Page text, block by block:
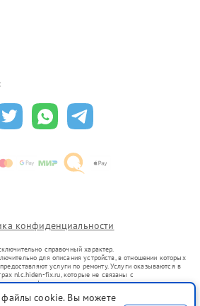
конфиденциальности
справочный характер.
для описания устройств, в отношении которых
услуги по ремонту. Услуги оказываются в
nlc.hiden-fix.ru, которые не связаны с
или их официальными представителями.
уже введенных в гражданский оборот в соответствии
файлы cookie. Вы можете